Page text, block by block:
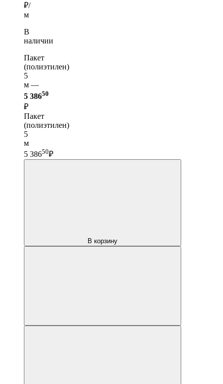
₽/
м
В
наличии
Пакет
(полиэтилен)
5
м —
5 38650
₽
Пакет
(полиэтилен)
5
м
5 38650₽
В корзину